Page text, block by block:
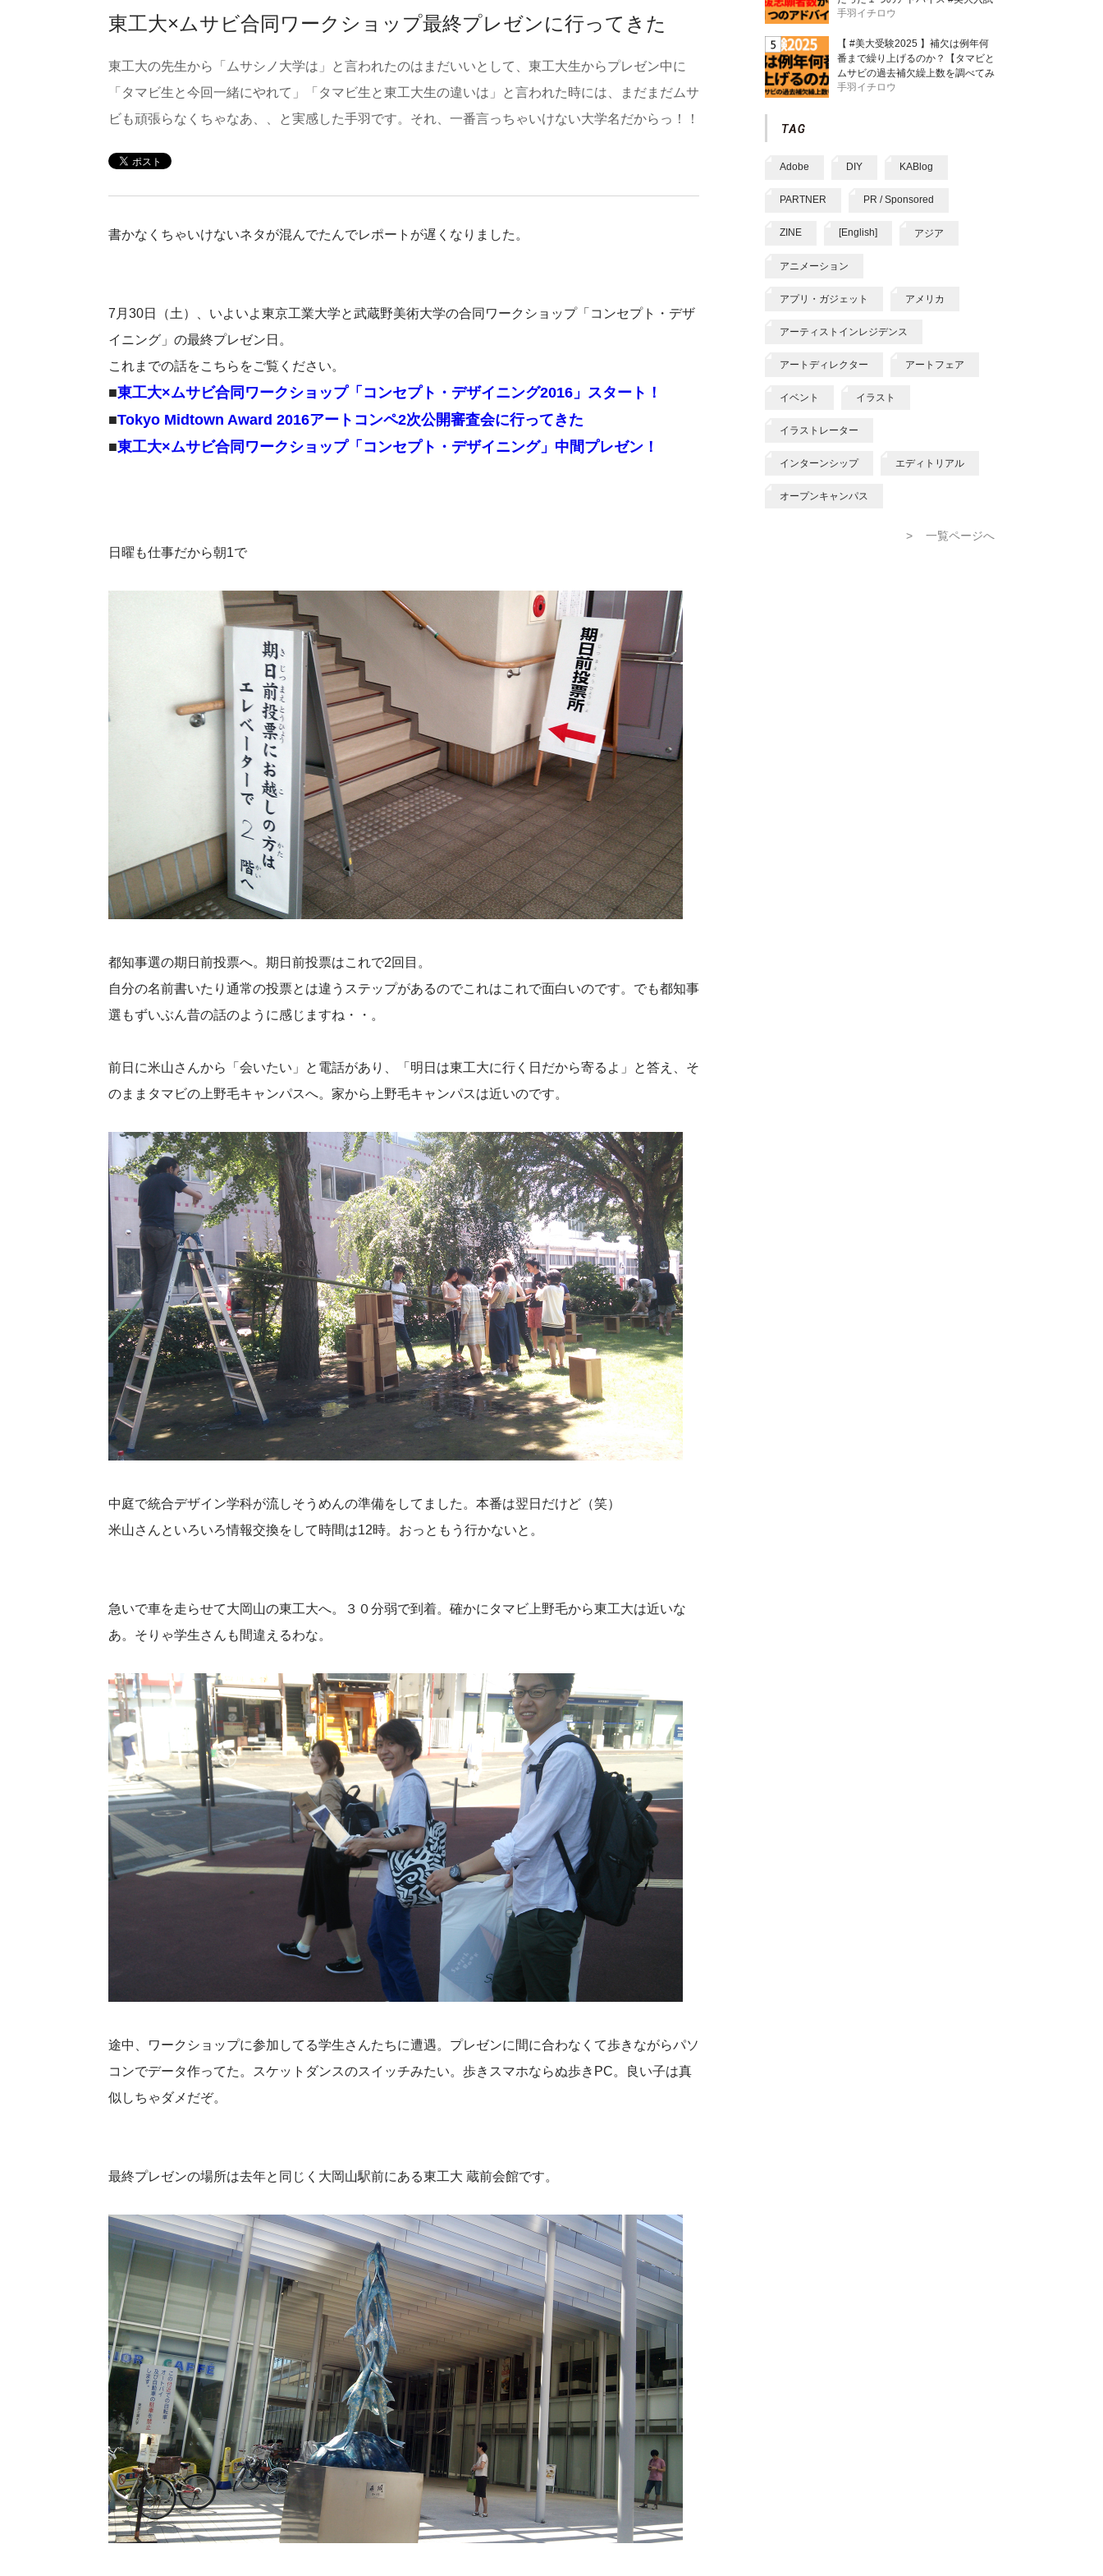
東工大×ムサビ合同ワークショップ最終プレゼンに行ってきた
東工大の先生から「ムサシノ大学は」と言われたのはまだいいとして、東工大生からプレゼン中に
「タマビ生と今回一緒にやれて」「タマビ生と東工大生の違いは」と言われた時には、まだまだムサ
ビも頑張らなくちゃなあ、、と実感した手羽です。それ、一番言っちゃいけない大学名だからっ！！
書かなくちゃいけないネタが混んでたんでレポートが遅くなりました。
7月30日（土）、いよいよ東京工業大学と武蔵野美術大学の合同ワークショップ「コンセプト・デザ
イニング」の最終プレゼン日。
これまでの話をこちらをご覧ください。
■東工大×ムサビ合同ワークショップ「コンセプト・デザイニング2016」スタート！
■Tokyo Midtown Award 2016アートコンペ2次公開審査会に行ってきた
■東工大×ムサビ合同ワークショップ「コンセプト・デザイニング」中間プレゼン！
日曜も仕事だから朝1で
都知事選の期日前投票へ。期日前投票はこれで2回目。
自分の名前書いたり通常の投票とは違うステップがあるのでこれはこれで面白いのです。でも都知事
選もずいぶん昔の話のように感じますね・・。
前日に米山さんから「会いたい」と電話があり、「明日は東工大に行く日だから寄るよ」と答え、そ
のままタマビの上野毛キャンパスへ。家から上野毛キャンパスは近いのです。
中庭で統合デザイン学科が流しそうめんの準備をしてました。本番は翌日だけど（笑）
米山さんといろいろ情報交換をして時間は12時。おっともう行かないと。
急いで車を走らせて大岡山の東工大へ。３０分弱で到着。確かにタマビ上野毛から東工大は近いな
あ。そりゃ学生さんも間違えるわな。
途中、ワークショップに参加してる学生さんたちに遭遇。プレゼンに間に合わなくて歩きながらパソ
コンでデータ作ってた。スケットダンスのスイッチみたい。歩きスマホならぬ歩きPC。良い子は真
似しちゃダメだぞ。
最終プレゼンの場所は去年と同じく大岡山駅前にある東工大 蔵前会館です。
手羽イチロウ
【 #美大受験2025 】補欠は例年何
番まで繰り上げるのか？【タマビと
ムサビの過去補欠繰上数を調べてみ
た】
手羽イチロウ
Adobe DIY KABlog
PARTNER PR / Sponsored
ZINE [English] アジア
アニメーション
アプリ・ガジェット アメリカ
アーティストインレジデンス
アートディレクター アートフェア
イベント イラスト
イラストレーター
インターンシップ エディトリアル
オープンキャンパス
> 一覧ページへ